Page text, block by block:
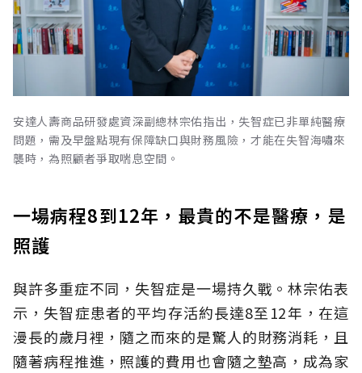
安達人壽商品研發處資深副總林宗佑指出，失智症已非單純醫療
問題，需及早盤點現有保障缺口與財務風險，才能在失智海嘯來
襲時，為照顧者爭取喘息空間。
一場病程8到12年，最貴的不是醫療，是
照護
與許多重症不同，失智症是一場持久戰。林宗佑表
示，失智症患者的平均存活約長達8至12年，在這
漫長的歲月裡，隨之而來的是驚人的財務消耗，且
隨著病程推進，照護的費用也會隨之墊高，成為家